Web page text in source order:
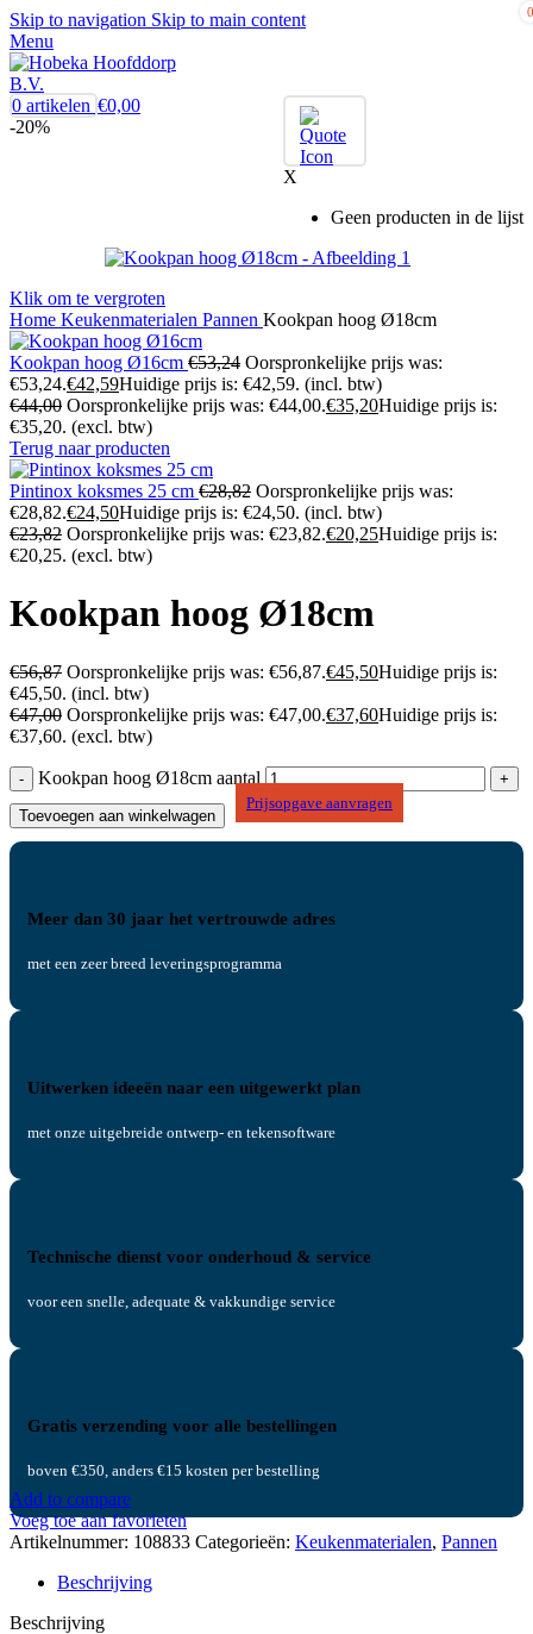
Skip to navigation Skip to main content
Menu
0
X
Geen producten in de lijst
0 artikelen €0,00
-20%
Klik om te vergroten
Home Keukenmaterialen Pannen Kookpan hoog Ø18cm
Kookpan hoog Ø16cm €53,24 Oorspronkelijke prijs was:
€53,24.€42,59Huidige prijs is: €42,59. (incl. btw)
€44,00 Oorspronkelijke prijs was: €44,00.€35,20Huidige prijs is:
€35,20. (excl. btw)
Terug naar producten
Pintinox koksmes 25 cm €28,82 Oorspronkelijke prijs was:
€28,82.€24,50Huidige prijs is: €24,50. (incl. btw)
€23,82 Oorspronkelijke prijs was: €23,82.€20,25Huidige prijs is:
€20,25. (excl. btw)
Kookpan hoog Ø18cm
€56,87 Oorspronkelijke prijs was: €56,87.€45,50Huidige prijs is:
€45,50. (incl. btw)
€47,00 Oorspronkelijke prijs was: €47,00.€37,60Huidige prijs is:
€37,60. (excl. btw)
Kookpan hoog Ø18cm aantal
Toevoegen aan winkelwagen
Prijsopgave aanvragen
Meer dan 30 jaar het vertrouwde adres
met een zeer breed leveringsprogramma
Uitwerken ideeën naar een uitgewerkt plan
met onze uitgebreide ontwerp- en tekensoftware
Technische dienst voor onderhoud & service
voor een snelle, adequate & vakkundige service
Gratis verzending voor alle bestellingen
boven €350, anders €15 kosten per bestelling
Add to compare
Voeg toe aan favorieten
Artikelnummer: 108833 Categorieën: Keukenmaterialen, Pannen
Beschrijving
Beschrijving